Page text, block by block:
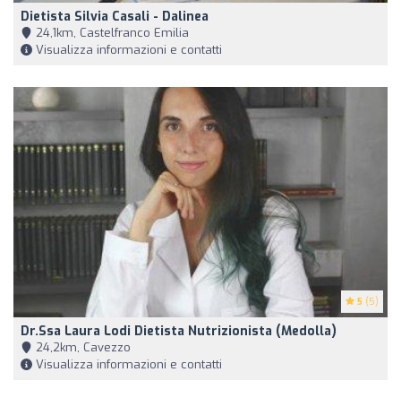
Dietista Silvia Casali - Dalinea
24,1km, Castelfranco Emilia
Visualizza informazioni e contatti
5 (5)
Dr.ssa Laura Lodi Dietista Nutrizionista (Medolla)
24,2km, Cavezzo
Visualizza informazioni e contatti